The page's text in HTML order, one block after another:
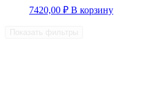
7420,00 ₽ В корзину